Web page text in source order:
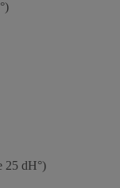
25 dН°)